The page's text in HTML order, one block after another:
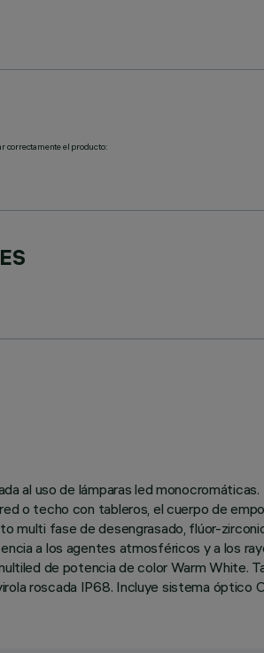
correctamente el producto:
al uso de lámparas led
o techo con tableros, el cuerpo de
multi fase de desengrasado, flúor-
a los agentes atmosféricos y a los
de potencia de color Warm
roscada IP68. Incluye sistema